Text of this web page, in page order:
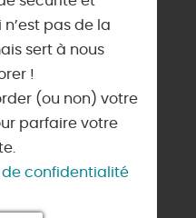
de Loire
pas de la
sert à nous
!
(ou non) votre
parfaire votre
confidentialité